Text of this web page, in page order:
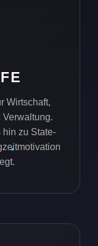
Wirtschaft,
Verwaltung.
zu State-